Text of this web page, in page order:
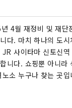
4월 재정비 및 재단
다. 마치 하나의 도
사이타마 신토신
니다. 쇼핑뿐 아니라
소 누구나 찾는 곳입